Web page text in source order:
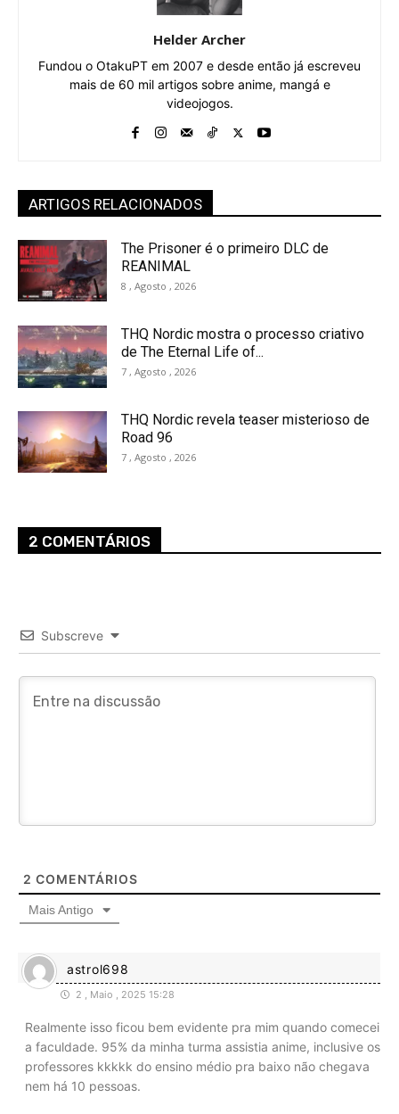
Helder Archer
Fundou o OtakuPT em 2007 e desde então já escreveu
mais de 60 mil artigos sobre anime, mangá e
videojogos.
ARTIGOS RELACIONADOS
The Prisoner é o primeiro DLC de
REANIMAL
8 , Agosto , 2026
THQ Nordic mostra o processo criativo
de The Eternal Life of...
7 , Agosto , 2026
THQ Nordic revela teaser misterioso de
Road 96
7 , Agosto , 2026
2 COMENTÁRIOS
Subscreve
2 COMENTÁRIOS
Mais Antigo
astrol698
2 , Maio , 2025 15:28
Realmente isso ficou bem evidente pra mim quando comecei
a faculdade. 95% da minha turma assistia anime, inclusive os
professores kkkkk do ensino médio pra baixo não chegava
nem há 10 pessoas.